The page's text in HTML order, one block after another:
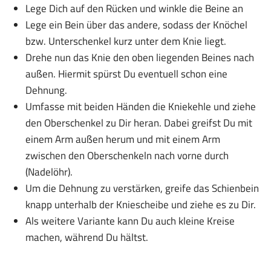
Lege Dich auf den Rücken und winkle die Beine an
Lege ein Bein über das andere, sodass der Knöchel
bzw. Unterschenkel kurz unter dem Knie liegt.
Drehe nun das Knie den oben liegenden Beines nach
außen. Hiermit spürst Du eventuell schon eine
Dehnung.
Umfasse mit beiden Händen die Kniekehle und ziehe
den Oberschenkel zu Dir heran. Dabei greifst Du mit
einem Arm außen herum und mit einem Arm
zwischen den Oberschenkeln nach vorne durch
(Nadelöhr).
Um die Dehnung zu verstärken, greife das Schienbein
knapp unterhalb der Kniescheibe und ziehe es zu Dir.
Als weitere Variante kann Du auch kleine Kreise
machen, während Du hältst.